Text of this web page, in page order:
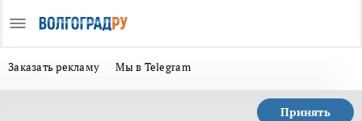
Заказать рекламу Мы в Telegram
Принять